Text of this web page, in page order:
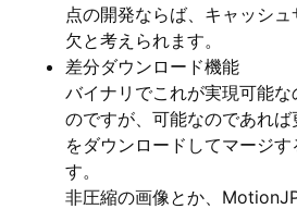
点の開発ならば、キャッシ
欠と考えられます。
差分ダウンロード機能
バイナリでこれが実現可能
のですが、可能なのであれ
をダウンロードしてマージ
す。
非圧縮の画像とか、